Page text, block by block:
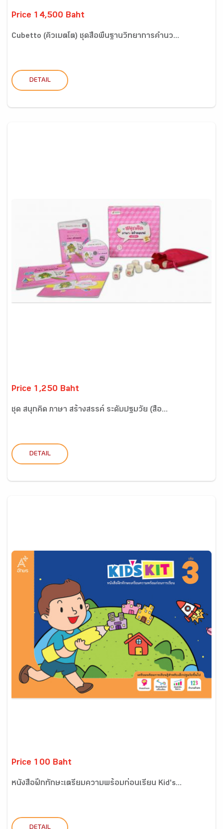
Price 14,500 Baht
Cubetto (คิวเบตโต) ชุดสื่อพื้นฐานวิทยาการคำนว...
DETAIL
Price 1,250 Baht
ชุด สนุกคิด ภาษา สร้างสรรค์ ระดับปฐมวัย (สื่อ...
DETAIL
Price 100 Baht
หนังสือฝึกทักษะเตรียมความพร้อมก่อนเรียน Kid's...